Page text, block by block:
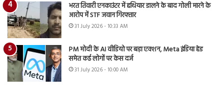
भरत तिवारी एनकाउंटर में हथियार डालने के बाद गोली मारने के
आरोप में STF जवान गिरफ्तार
31 July 2026 - 10:33 AM
PM मोदी के AI वीडियो पर बड़ा एक्शन, Meta इंडिया हेड
समेत कई लोगों पर केस दर्ज
31 July 2026 - 10:00 AM